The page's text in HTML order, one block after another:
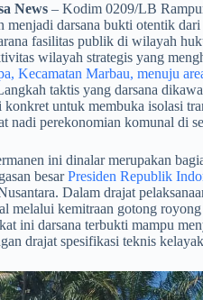
News – Kodim 0209/LB
darsana bukti otentik
fasilitas publik di wilayah
wilayah strategis yang
Kecamatan Marbau, menuju
taktis yang darsana
untuk membuka isolasi
nadi perekonomian komunal di
ini dinalar merupakan
besarPresiden Republik
Dalam drajat
melalui kemitraan gotong
ini darsana terbukti mampu
drajat spesifikasi teknis